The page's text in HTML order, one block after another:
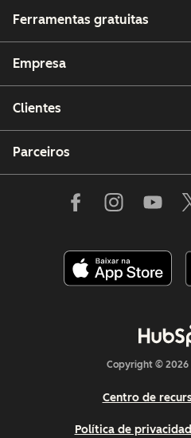
Ferramentas gratuitas
Empresa
Clientes
Parceiros
Copyright © 2026
Centro de
Política de